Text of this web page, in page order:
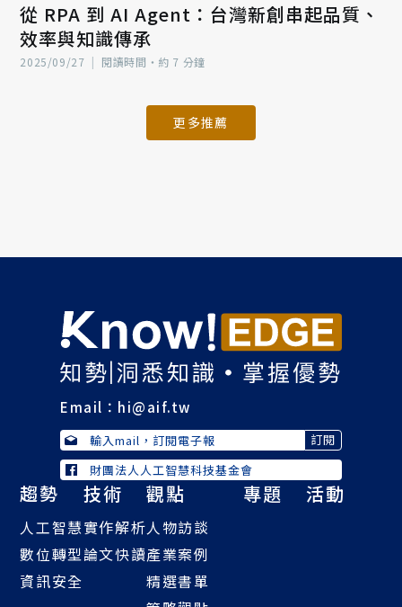
從 RPA 到 AI Agent：台灣新創串起品質、
效率與知識傳承
2025/09/27 | 閱讀時間‧約 7 分鐘
更多推薦
Email： hi@aif.tw
財團法人人工智慧科技基金會
趨勢
人工智慧
數位轉型
資訊安全
技術
實作解析
論文快讀
觀點
人物訪談
產業案例
精選書單
專題 活動